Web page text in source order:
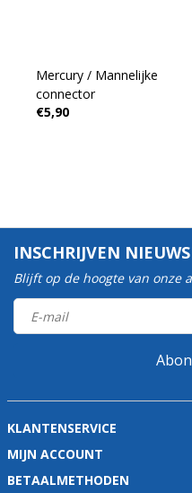
Mercury / Mannelijke
connector
€5,90
INSCHRIJVEN
Blijft op de hoogte van onze
KLANTENSERVICE
MIJN ACCOUNT
BETAALMETHODEN